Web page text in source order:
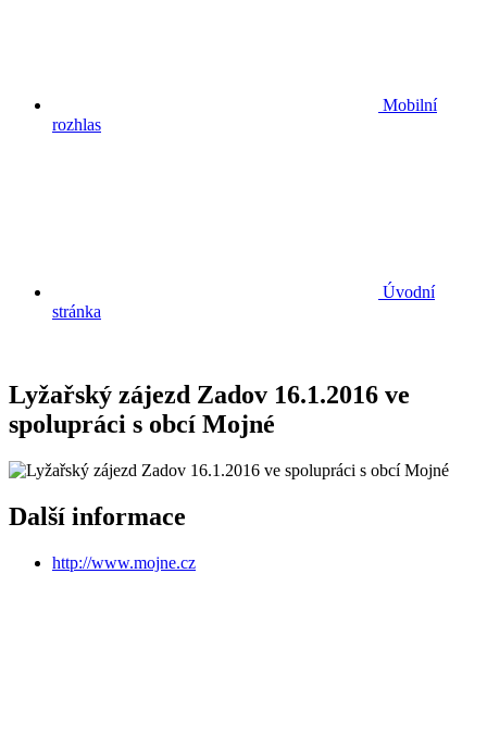
Mobilní
rozhlas
Úvodní
stránka
Lyžařský zájezd Zadov 16.1.2016 ve
spolupráci s obcí Mojné
Další informace
http://www.mojne.cz